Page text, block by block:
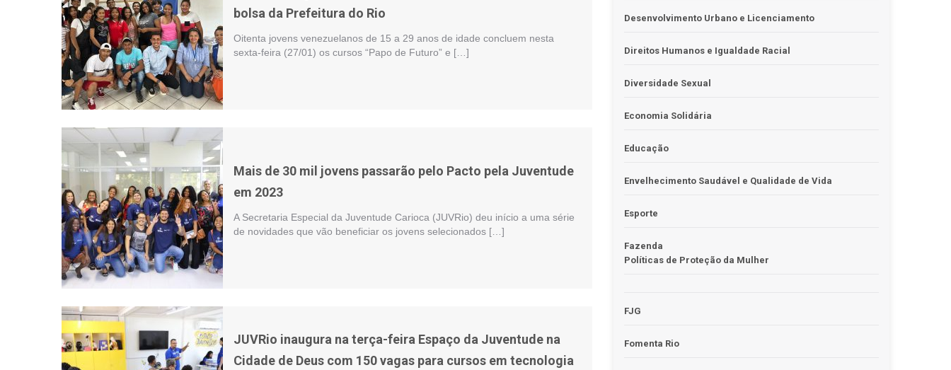
bolsa da Prefeitura do Rio
Oitenta jovens venezuelanos de 15 a 29 anos de idade concluem nesta
sexta-feira (27/01) os cursos “Papo de Futuro” e […]
Mais de 30 mil jovens passarão pelo Pacto pela Juventude
em 2023
A Secretaria Especial da Juventude Carioca (JUVRio) deu início a uma série
de novidades que vão beneficiar os jovens selecionados […]
JUVRio inaugura na terça-feira Espaço da Juventude na
Cidade de Deus com 150 vagas para cursos em tecnologia
Desenvolvimento Urbano e Licenciamento
Direitos Humanos e Igualdade Racial
Diversidade Sexual
Economia Solidária
Educação
Envelhecimento Saudável e Qualidade de Vida
Esporte
Fazenda
Políticas de Proteção da Mulher
FJG
Fomenta Rio